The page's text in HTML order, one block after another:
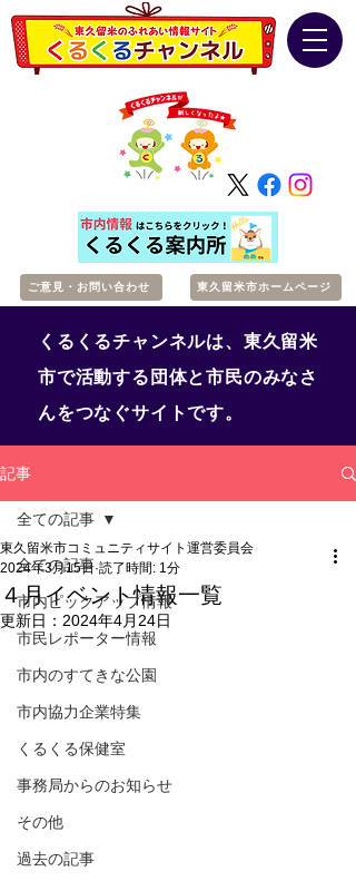
ご意見・お問い合わせ 東久留米市ホームページ
くるくるチャンネルは、東久留米
市で活動する団体と市民のみなさ
んをつなぐサイトです。
記事
全ての記事
市内ピックアップ情報
市民レポーター情報
市内のすてきな公園
市内協力企業特集
くるくる保健室
事務局からのお知らせ
その他
過去の記事
全ての記事
４月イベント情報一覧
東久留米市コミュニティサイト運営委員会
2024年3月15日 読了時間: 1分
更新日： 2024年4月24日